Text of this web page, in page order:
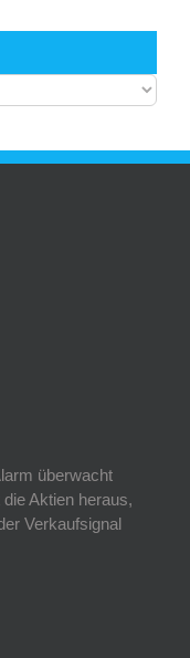
überwacht
Aktien heraus,
Verkaufsignal